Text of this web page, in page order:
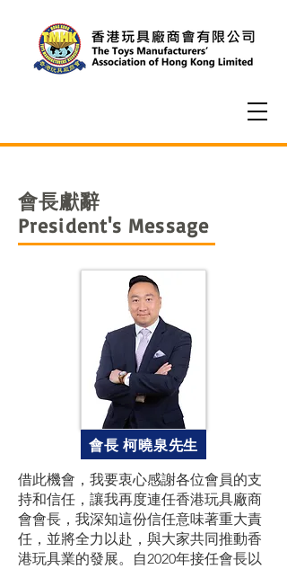
會長獻辭
President's Message
會長 柯曉泉先生
借此機會，我要衷心感謝各位會員的支
持和信任，讓我再度連任香港玩具廠商
會會長，我深知這份信任意味著重大責
任，並將全力以赴，與大家共同推動香
港玩具業的發展。自2020年接任會長以